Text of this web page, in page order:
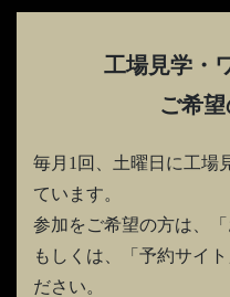
工場見学・
ご希
毎月1回、土曜日に工場
ています。
参加をご希望の方は、
もしくは、「予約サイ
ださい。